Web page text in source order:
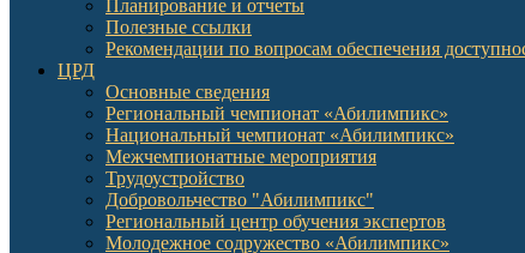
Планирование и отчеты
Полезные ссылки
Рекомендации по вопросам обеспечения
ЦРД
Основные сведения
Региональный чемпионат «Абилимпикс»
Национальный чемпионат «Абилимпикс»
Межчемпионатные мероприятия
Трудоустройство
Добровольчество "Абилимпикс"
Региональный центр обучения экспертов
Молодежное содружество «Абилимпикс»